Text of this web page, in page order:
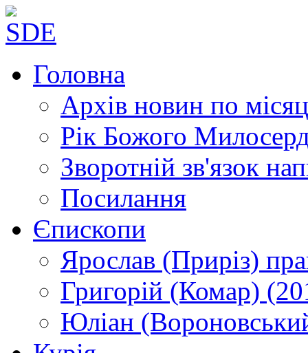
Головна
Архів новин по
Рік Божого
Зворотній зв'язок
Посилання
Єпископи
Ярослав (Приріз)
Григорій (Комар)
Юліан